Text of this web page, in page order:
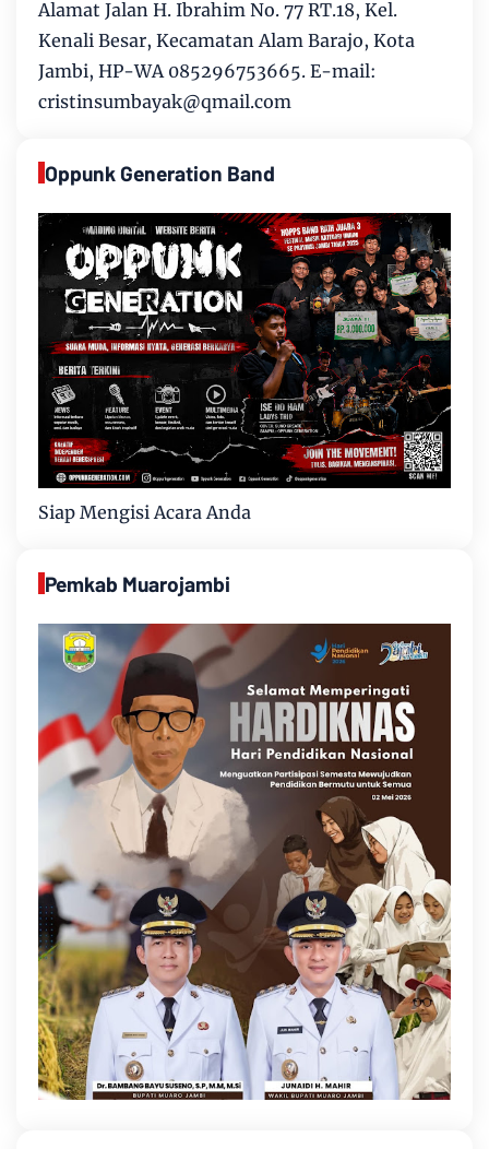
Alamat Jalan H. Ibrahim No. 77 RT.18, Kel.
Kenali Besar, Kecamatan Alam Barajo, Kota
Jambi, HP-WA 085296753665. E-mail:
cristinsumbayak@qmail.com
Oppunk Generation Band
Siap Mengisi Acara Anda
Pemkab Muarojambi